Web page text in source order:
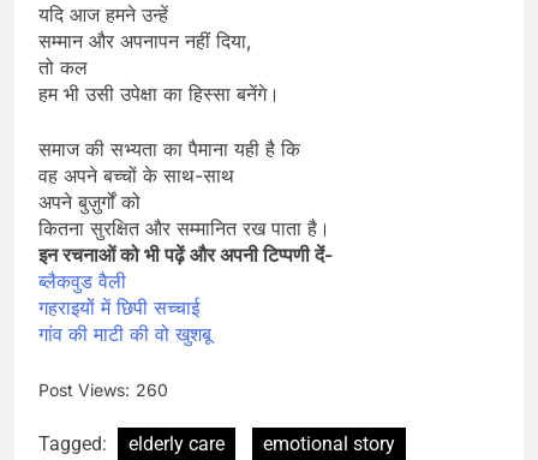
यदि आज हमने उन्हें
सम्मान और अपनापन नहीं दिया,
तो कल
हम भी उसी उपेक्षा का हिस्सा बनेंगे।
समाज की सभ्यता का पैमाना यही है कि
वह अपने बच्चों के साथ-साथ
अपने बुज़ुर्गों को
कितना सुरक्षित और सम्मानित रख पाता है।
इन रचनाओं को भी पढ़ें और अपनी टिप्पणी दें-
ब्लैकवुड वैली
गहराइयों में छिपी सच्चाई
गांव की माटी की वो खुशबू
Post Views: 260
Tagged: elderly care
emotional story